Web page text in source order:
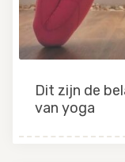
Dit zijn de
van yoga